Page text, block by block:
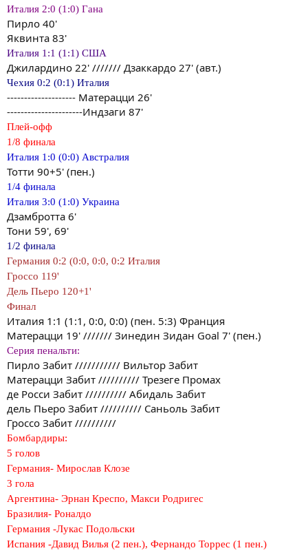
Италия 2:0 (1:0) Гана
Пирло 40'
Яквинта 83'
Италия 1:1 (1:1) США
Джилардино 22' /////// Дзаккардо 27' (авт.)
Чехия 0:2 (0:1) Италия
-------------------- Матерацци 26'
----------------------Индзаги 87'
Плей-офф
1/8 финала
Италия 1:0 (0:0) Австралия
Тотти 90+5' (пен.)
1/4 финала
Италия 3:0 (1:0) Украина
Дзамбротта 6'
Тони 59', 69'
1/2 финала
Германия 0:2 (0:0, 0:0, 0:2 Италия
Гроссо 119'
Дель Пьеро 120+1'
Финал
Италия 1:1 (1:1, 0:0, 0:0) (пен. 5:3) Франция
Матерацци 19' /////// Зинедин Зидан Goal 7' (пен.)
Серия пенальти:
Пирло Забит /////////// Вильтор Забит
Матерацци Забит ////////// Трезеге Промах
де Росси Забит ////////// Абидаль Забит
дель Пьеро Забит ////////// Саньоль Забит
Гроссо Забит //////////
Бомбардиры:
5 голов
Германия- Мирослав Клозе
3 гола
Аргентина- Эрнан Креспо, Макси Родригес
Бразилия- Роналдо
Германия -Лукас Подольски
Испания -Давид Вилья (2 пен.), Фернандо Торрес (1 пен.)